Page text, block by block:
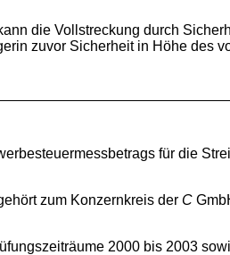
die Vollstreckung durch
zuvor Sicherheit in Höhe des
für die
zum Konzernkreis der C
2000 bis 2003